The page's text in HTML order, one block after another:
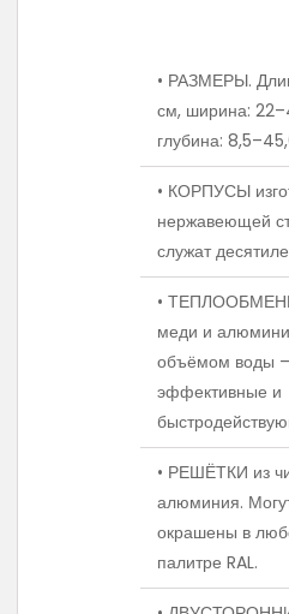
• РАЗМЕРЫ.
см, ширина:
глубина:
• КОРПУСЫ
нержавеющей
служат
•
меди и
объёмом воды
эффективные и
• РЕШЁТКИ из
алюминия.
окрашены в
палитре RAL.